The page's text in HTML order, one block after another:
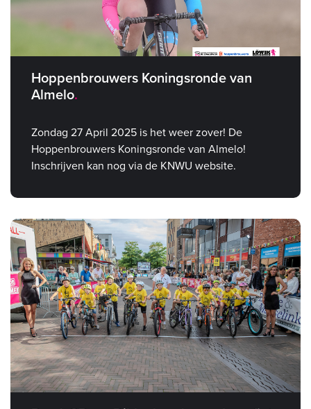
Hoppenbrouwers Koningsronde van
Almelo
Zondag 27 April 2025 is het weer zover! De
Hoppenbrouwers Koningsronde van Almelo!
Inschrijven kan nog via de KNWU website.